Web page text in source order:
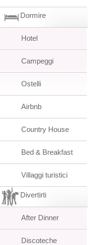
Dormire
Hotel
Campeggi
Ostelli
Airbnb
Country House
Bed & Breakfast
Villaggi turistici
Divertirti
After Dinner
Discoteche